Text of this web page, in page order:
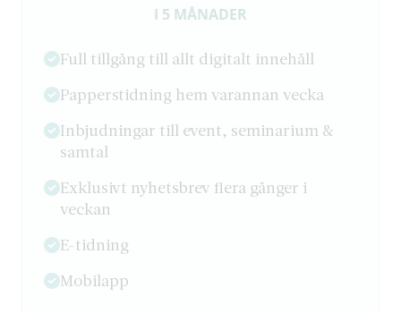
I 5 MÅNADER
Full tillgång till allt digitalt innehåll
Papperstidning hem varannan vecka
Inbjudningar till event, seminarium &
samtal
Exklusivt nyhetsbrev flera gånger i
veckan
E-tidning
Mobilapp